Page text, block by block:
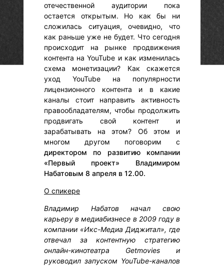
отечественной аудитории пока
остается открытым. Но как бы ни
сложилась ситуация, очевидно, что
как раньше уже не будет. Что сегодня
происходит на рынке продвижения
контента на YouTube и как изменилась
схема монетизации? Как скажется
уход YouTube на популярности
лицензионного контента и в какие
каналы стоит направить активность
правообладателям, чтобы продолжить
продвигать свой контент и
зарабатывать на этом? Об этом и
многом другом поговорим с
директором по развитию компании
«Первый проект» Владимиром
Набатовым 8 апреля в 12.00.
О спикере
Владимир Набатов начал свою
карьеру в медиабизнесе в 2009 году в
компании «Икс-Медиа Диджитал», где
отвечал за контентную стратегию
онлайн-кинотеатра Getmovies и
руководил запуском YouTube-каналов